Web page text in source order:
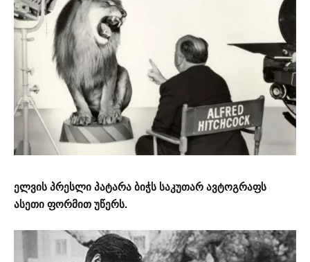
ელვის პრესლი პატარა ბიჭს საკუთარ ავტოგრაფს
ასეთი ფორმით უწერს.